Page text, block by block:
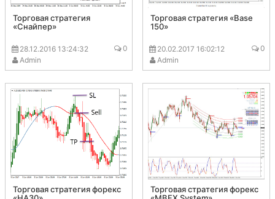
Торговая стратегия
«Снайпер»
28.12.2016 13:24:32
0
Admin
Торговая стратегия «Base
150»
20.02.2017 16:02:12
0
Admin
Торговая стратегия форекс
Торговая стратегия форекс